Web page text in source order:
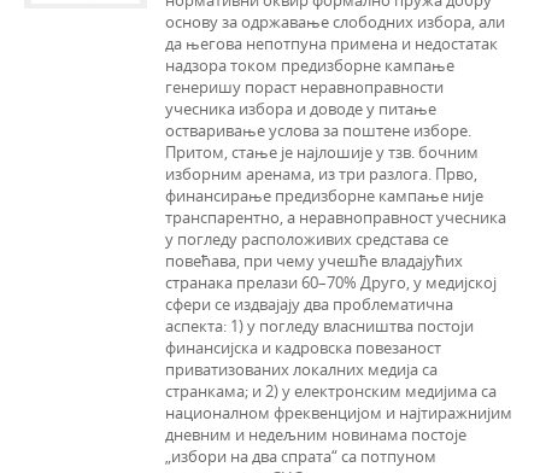
основу за одржавање слободних избора, али
да његова непотпуна примена и недостатак
надзора током предизборне кампање
генеришу пораст неравноправности
учесника избора и доводе у питање
остваривање услова за поштене изборе.
Притом, стање је најлошије у тзв. бочним
изборним аренама, из три разлога. Прво,
финансирање предизборне кампање није
транспарентно, а неравноправност учесника
у погледу расположивих средстава се
повећава, при чему учешће владајућих
странака прелази 60–70% Друго, у медијској
сфери се издвајају два проблематична
аспекта: 1) у погледу власништва постоји
финансијска и кадровска повезаност
приватизованих локалних медија са
странкама; и 2) у електронским медијима са
националном фреквенцијом и најтиражнијим
дневним и недељним новинама постоје
„избори на два спрата“ са потпуном